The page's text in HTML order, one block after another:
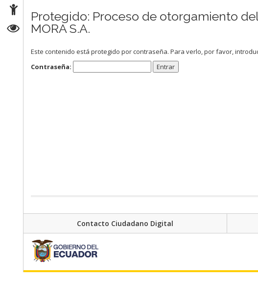
Protegido: Proceso de otorgamiento
MORA S.A.
Este contenido está protegido por contraseña. Para verlo, por favor,
Contraseña:
Contacto Ciudadano Digital